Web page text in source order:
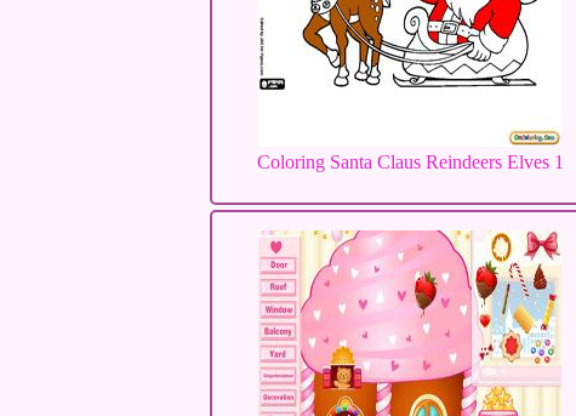
Coloring Santa Claus Reindeers Elves 1